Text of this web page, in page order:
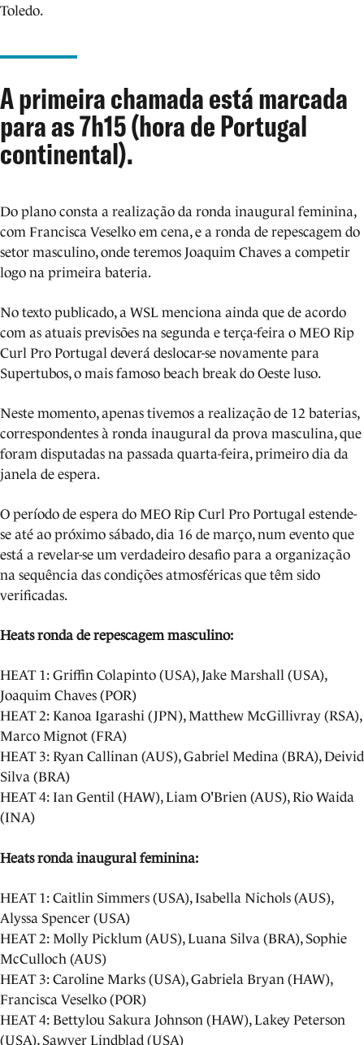
Toledo.
A primeira chamada está marcada
para as 7h15 (hora de Portugal
continental).
Do plano consta a realização da ronda inaugural feminina,
com Francisca Veselko em cena, e a ronda de repescagem do
setor masculino, onde teremos Joaquim Chaves a competir
logo na primeira bateria.
No texto publicado, a WSL menciona ainda que de acordo
com as atuais previsões na segunda e terça-feira o MEO Rip
Curl Pro Portugal deverá deslocar-se novamente para
Supertubos, o mais famoso beach break do Oeste luso.
Neste momento, apenas tivemos a realização de 12 baterias,
correspondentes à ronda inaugural da prova masculina, que
foram disputadas na passada quarta-feira, primeiro dia da
janela de espera.
O período de espera do MEO Rip Curl Pro Portugal estende-
se até ao próximo sábado, dia 16 de março, num evento que
está a revelar-se um verdadeiro desafio para a organização
na sequência das condições atmosféricas que têm sido
verificadas.
Heats ronda de repescagem masculino:
HEAT 1: Griffin Colapinto (USA), Jake Marshall (USA),
Joaquim Chaves (POR)
HEAT 2: Kanoa Igarashi (JPN), Matthew McGillivray (RSA),
Marco Mignot (FRA)
HEAT 3: Ryan Callinan (AUS), Gabriel Medina (BRA), Deivid
Silva (BRA)
HEAT 4: Ian Gentil (HAW), Liam O'Brien (AUS), Rio Waida
(INA)
Heats ronda inaugural feminina:
HEAT 1: Caitlin Simmers (USA), Isabella Nichols (AUS),
Alyssa Spencer (USA)
HEAT 2: Molly Picklum (AUS), Luana Silva (BRA), Sophie
McCulloch (AUS)
HEAT 3: Caroline Marks (USA), Gabriela Bryan (HAW),
Francisca Veselko (POR)
HEAT 4: Bettylou Sakura Johnson (HAW), Lakey Peterson
(USA), Sawyer Lindblad (USA)